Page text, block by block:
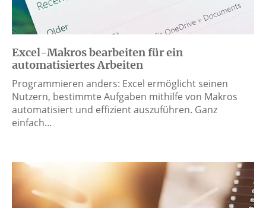
Excel-Makros bearbeiten für ein
automatisiertes Arbeiten
Programmieren anders: Excel ermöglicht seinen
Nutzern, bestimmte Aufgaben mithilfe von Makros
automatisiert und effizient auszuführen. Ganz
einfach…